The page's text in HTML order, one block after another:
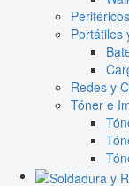
Periféricos
Portátiles
Redes y
Tóner e